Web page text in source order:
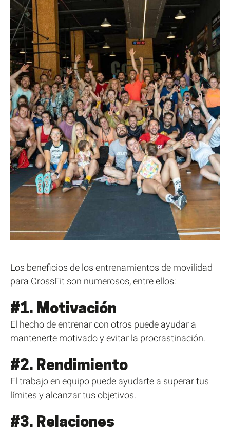
Los beneficios de los entrenamientos de movilidad
para CrossFit son numerosos, entre ellos:
#1. Motivación
El hecho de entrenar con otros puede ayudar a
mantenerte motivado y evitar la procrastinación.
#2. Rendimiento
El trabajo en equipo puede ayudarte a superar tus
límites y alcanzar tus objetivos.
#3. Relaciones